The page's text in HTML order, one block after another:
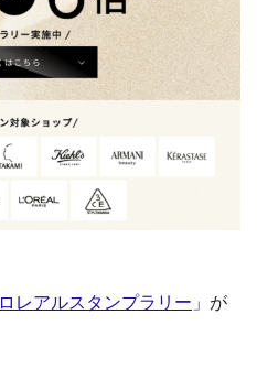
ロレアルスタンプラリー 」が